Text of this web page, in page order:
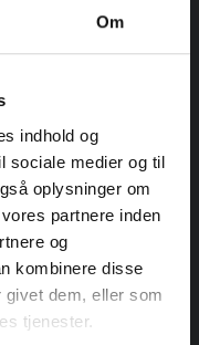
Om
indhold og
sociale medier og til
oplysninger om
partnere inden
og
kombinere disse
givet dem, eller som
tjenester.
lassen!
zum Lyngvig Fyr
Sie nicht
warmen und kalten
Brötchen - und
Zahn.
Besuch mit nach
der gut sortierte